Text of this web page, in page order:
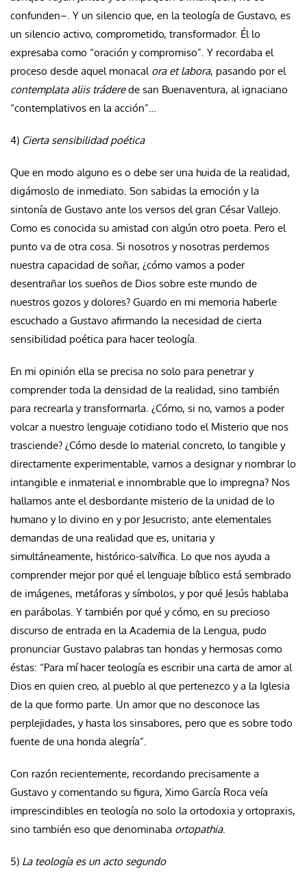
confunden–. Y un silencio que, en la teología de Gustavo, es
un silencio activo, comprometido, transformador. Él lo
expresaba como “oración y compromiso”. Y recordaba el
proceso desde aquel monacal ora et labora, pasando por el
contemplata aliis tráderede san Buenaventura, al ignaciano
“contemplativos en la acción”…
4) Cierta sensibilidad poética
Que en modo alguno es o debe ser una huida de la realidad,
digámoslo de inmediato. Son sabidas la emoción y la
sintonía de Gustavo ante los versos del gran César Vallejo.
Como es conocida su amistad con algún otro poeta. Pero el
punto va de otra cosa. Si nosotros y nosotras perdemos
nuestra capacidad de soñar, ¿cómo vamos a poder
desentrañar los sueños de Dios sobre este mundo de
nuestros gozos y dolores? Guardo en mi memoria haberle
escuchado a Gustavo afirmando la necesidad de cierta
sensibilidad poética para hacer teología.
En mi opinión ella se precisa no solo para penetrar y
comprender toda la densidad de la realidad, sino también
para recrearla y transformarla. ¿Cómo, si no, vamos a poder
volcar a nuestro lenguaje cotidiano todo el Misterio que nos
trasciende? ¿Cómo desde lo material concreto, lo tangible y
directamente experimentable, vamos a designar y nombrar lo
intangible e inmaterial e innombrable que lo impregna? Nos
hallamos ante el desbordante misterio de la unidad de lo
humano y lo divino en y por Jesucristo; ante elementales
demandas de una realidad que es, unitaria y
simultáneamente, histórico-salvífica. Lo que nos ayuda a
comprender mejor por qué el lenguaje bíblico está sembrado
de imágenes, metáforas y símbolos, y por qué Jesús hablaba
en parábolas. Y también por qué y cómo, en su precioso
discurso de entrada en la Academia de la Lengua, pudo
pronunciar Gustavo palabras tan hondas y hermosas como
éstas: “Para mí hacer teología es escribir una carta de amor al
Dios en quien creo, al pueblo al que pertenezco y a la Iglesia
de la que formo parte. Un amor que no desconoce las
perplejidades, y hasta los sinsabores, pero que es sobre todo
fuente de una honda alegría”.
Con razón recientemente, recordando precisamente a
Gustavo y comentando su figura, Ximo García Roca veía
imprescindibles en teología no solo la ortodoxia y ortopraxis,
sino también eso que denominaba ortopathia.
5) La teología es un acto segundo